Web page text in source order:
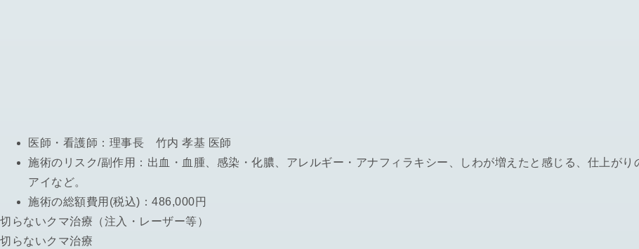
医師・看護師： 理事長 竹内 孝基 医師
施術のリスク/副作用： 出血・血腫、感染・化膿、アレルギー・アナフィラキシー、しわが増えたと感じる、仕上が
アイなど。
施術の総額費用(税込)： 486,000円
切らないクマ治療（注入・レーザー等）
切らないクマ治療